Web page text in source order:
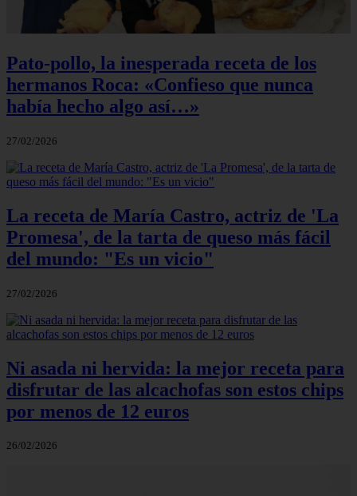
Pato-pollo, la inesperada receta de los
hermanos Roca: «Confieso que nunca
había hecho algo así…»
27/02/2026
La receta de María Castro, actriz de 'La
Promesa', de la tarta de queso más fácil
del mundo: "Es un vicio"
27/02/2026
Ni asada ni hervida: la mejor receta para
disfrutar de las alcachofas son estos chips
por menos de 12 euros
26/02/2026